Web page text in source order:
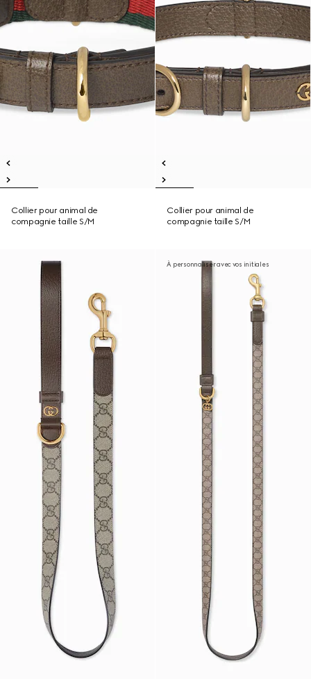
Collier pour animal de
compagnie taille S/M
Collier pour animal de
compagnie taille S/M
À personnaliser avec vos initiales